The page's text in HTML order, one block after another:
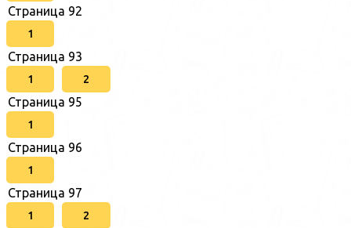
Страница 92
1
Страница 93
1 2
Страница 95
1
Страница 96
1
Страница 97
1 2